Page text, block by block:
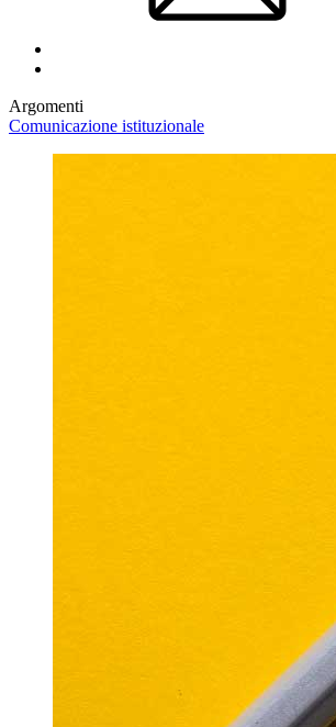
Argomenti
Comunicazione istituzionale